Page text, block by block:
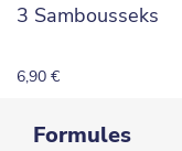
3 Sambousseks
6,90 €
Formules